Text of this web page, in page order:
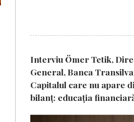
Interviu Ömer Tetik,
General, Banca
Capitalul care nu apare
bilanț: educația